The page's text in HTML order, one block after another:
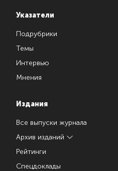
Указатели
Подрубрики
Темы
Интервью
Мнения
Издания
Все выпуски журнала
Архив изданий
Рейтинги
Спецдоклады